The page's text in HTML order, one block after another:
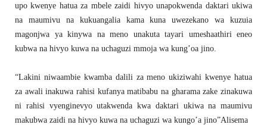
upo kwenye hatua za mbele zaidi hivyo unapokwenda daktari ukiwa
na maumivu na kukuangalia kama kuna uwezekano wa kuzuia
magonjwa ya kinywa na meno unakuta tayari umeshaathiri eneo
kubwa na hivyo kuwa na uchaguzi mmoja wa kung’oa jino.
“Lakini niwaambie kwamba dalili za meno ukiziwahi kwenye hatua
za awali inakuwa rahisi kufanya matibabu na gharama zake zinakuwa
ni rahisi vyenginevyo utakwenda kwa daktari ukiwa na maumivu
makubwa zaidi na hivyo kuwa na uchaguzi wa kungo’a jino”Alisema